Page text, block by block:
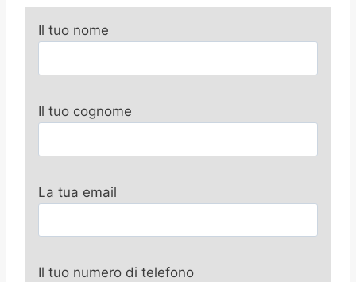
Il tuo nome
Il tuo cognome
La tua email
Il tuo numero di telefono